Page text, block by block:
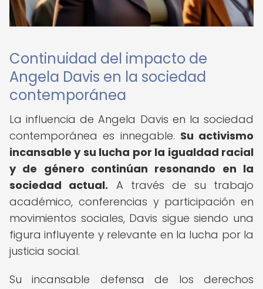
Continuidad del impacto de
Angela Davis en la sociedad
contemporánea
La influencia de Angela Davis en la sociedad
contemporánea es innegable. Su activismo
incansable y su lucha por la igualdad racial
y de género continúan resonando en la
sociedad actual. A través de su trabajo
académico, conferencias y participación en
movimientos sociales, Davis sigue siendo una
figura influyente y relevante en la lucha por la
justicia social.
Su incansable defensa de los derechos